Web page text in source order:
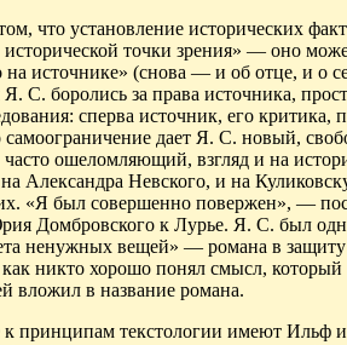
что установление исторических
точки зрения» — оно
на источнике» (снова — и об отце, и о
С. боролись за права источника,
сперва источник, его критика,
дает Я. С. новый,
ошеломляющий, взгляд и на
Александра Невского, и на
. «Я был совершенно повержен», —
Домбровского к Лурье. Я. С. был
ненужных вещей» — романа в
никто хорошо понял смысл,
вложил в название романа.
к принципам текстологии имеют Ильф